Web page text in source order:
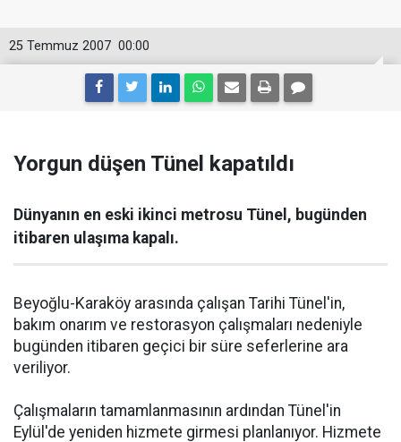
00:00
25 Temmuz 2007
Yorgun düşen Tünel kapatıldı
Dünyanın en eski ikinci metrosu Tünel, bugünden
itibaren ulaşıma kapalı.
Beyoğlu-Karaköy arasında çalışan Tarihi Tünel'in,
bakım onarım ve restorasyon çalışmaları nedeniyle
bugünden itibaren geçici bir süre seferlerine ara
veriliyor.
Çalışmaların tamamlanmasının ardından Tünel'in
Eylül'de yeniden hizmete girmesi planlanıyor. Hizmete